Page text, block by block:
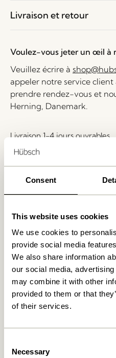
Consent
This website uses cookies
We use cookies to
provide social media
We also share information
our social media,
may combine it with other
provided to them or that
of their services.
Selection
Necessary
Livraison et retour
Voulez-vous jeter un œil à
Veuillez écrire à
appeler notre service client
prendre rendez-vous et
Herning, Danemark.
Livraison 1-4 jours ouvrables
Retour 30 jours
Produits